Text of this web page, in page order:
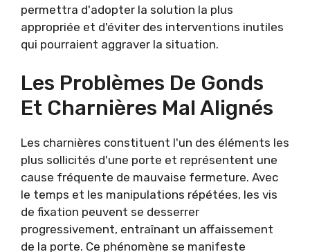
permettra d'adopter la solution la plus
appropriée et d'éviter des interventions inutiles
qui pourraient aggraver la situation.
Les Problèmes De Gonds
Et Charnières Mal Alignés
Les charnières constituent l'un des éléments les
plus sollicités d'une porte et représentent une
cause fréquente de mauvaise fermeture. Avec
le temps et les manipulations répétées, les vis
de fixation peuvent se desserrer
progressivement, entraînant un affaissement
de la porte. Ce phénomène se manifeste